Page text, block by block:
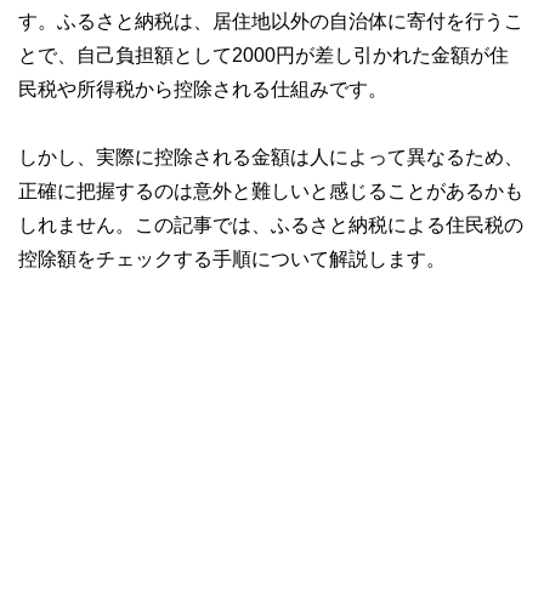
す。ふるさと納税は、居住地以外の自治体に寄付を行うこ
とで、自己負担額として2000円が差し引かれた金額が住
民税や所得税から控除される仕組みです。
しかし、実際に控除される金額は人によって異なるため、
正確に把握するのは意外と難しいと感じることがあるかも
しれません。この記事では、ふるさと納税による住民税の
控除額をチェックする手順について解説します。